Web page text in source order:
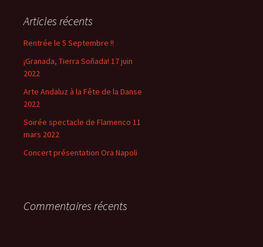
Articles récents
Rentrée le 5 Septembre !!
¡Granada, Tierra Soñada! 17 juin
2022
Arte Andaluz à la Fête de la Danse
2022
Soirée spectacle de Flamenco 11
mars 2022
Concert présentation Ora Napoli
Commentaires récents